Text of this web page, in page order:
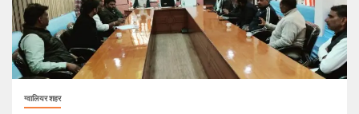
ग्वालियर शहर